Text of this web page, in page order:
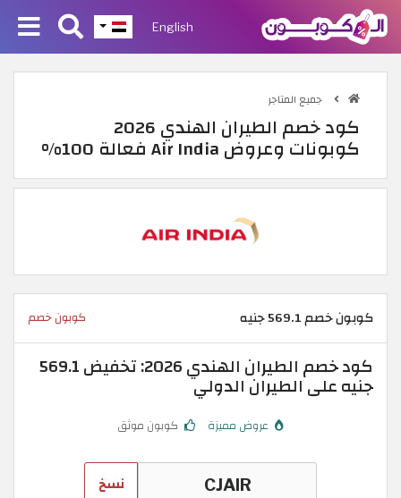
English
جميع المتاجر
كود خصم الطيران الهندي 2026
كوبونات وعروض Air India فعالة 100%
كوبون خصم 569.1 جنيه كوبون خصم
كود خصم الطيران الهندي 2026: تخفيض 569.1
جنيه على الطيران الدولي
عروض مميزة كوبون موثق
نسخ